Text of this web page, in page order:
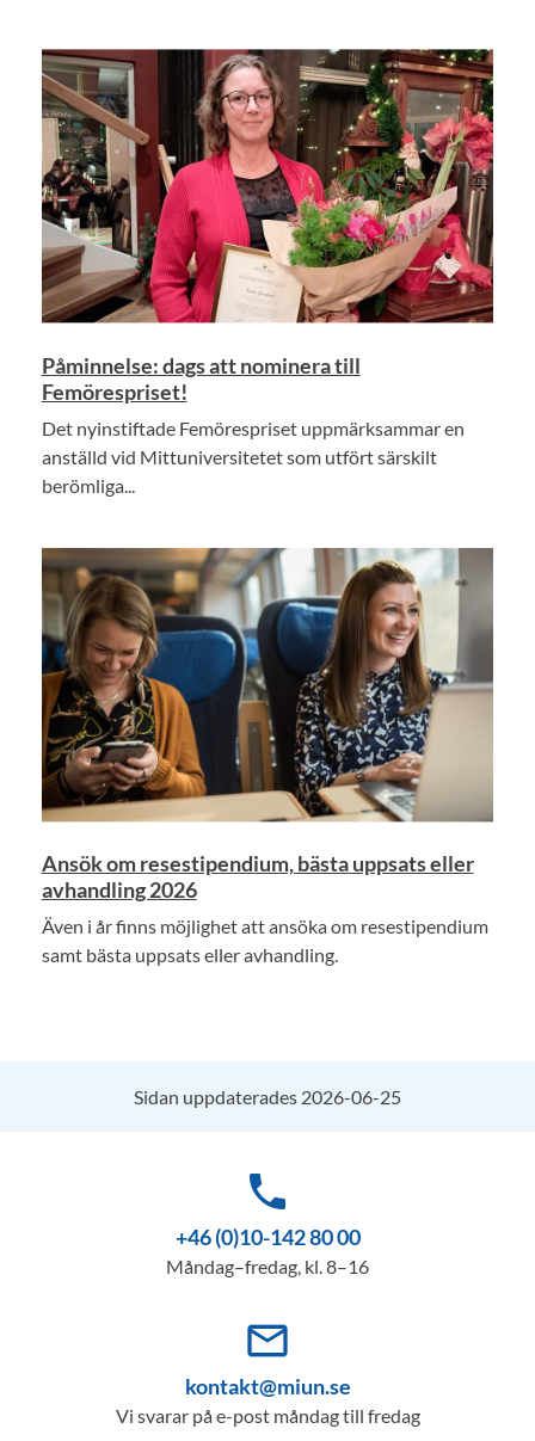
Påminnelse: dags att nominera till
Femörespriset!
Det nyinstiftade Femörespriset uppmärksammar en
anställd vid Mittuniversitetet som utfört särskilt
berömliga...
Ansök om resestipendium, bästa uppsats eller
avhandling 2026
Även i år finns möjlighet att ansöka om resestipendium
samt bästa uppsats eller avhandling.
Sidan uppdaterades 2026-06-25
phone
+46 (0)10-142 80 00
Måndag–fredag, kl. 8–16
mail_outline
kontakt@miun.se
Vi svarar på e-post måndag till fredag